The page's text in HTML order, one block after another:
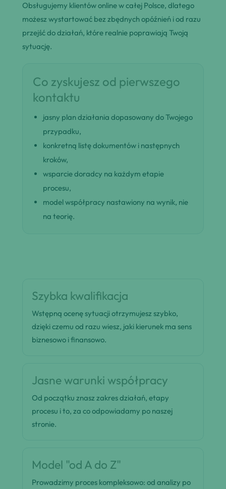
Obsługujemy klientów online w całej Polsce, dlatego
możesz wystartować bez zbędnych opóźnień i od razu
przejść do działań, które realnie poprawiają Twoją
sytuację.
Co zyskujesz od pierwszego
kontaktu
jasny plan działania dopasowany do Twojego
przypadku,
konkretną listę dokumentów i następnych
kroków,
wsparcie doradcy na każdym etapie
procesu,
model współpracy nastawiony na wynik, nie
na teorię.
Szybka kwalifikacja
Wstępną ocenę sytuacji otrzymujesz szybko,
dzięki czemu od razu wiesz, jaki kierunek ma sens
biznesowo i finansowo.
Jasne warunki współpracy
Od początku znasz zakres działań, etapy
procesu i to, za co odpowiadamy po naszej
stronie.
Model "od A do Z"
Prowadzimy proces kompleksowo: od analizy po